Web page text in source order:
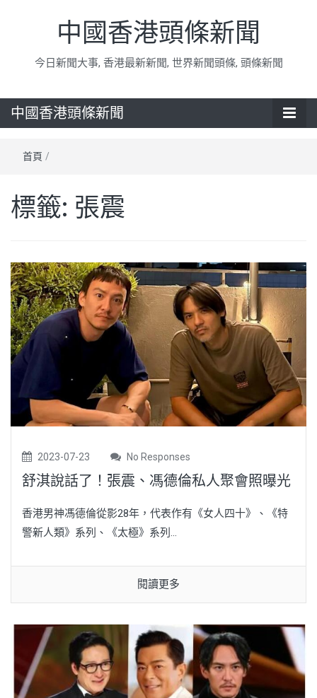
中國香港頭條新聞
今日新聞大事, 香港最新新聞, 世界新聞頭條, 頭條新聞
中國香港頭條新聞
首頁 /
標籤: 張震
2023-07-23 No Responses
舒淇說話了！張震、馮德倫私人聚會照曝光
香港男神馮德倫從影28年，代表作有《女人四十》、《特
警新人類》系列、《太極》系列...
閱讀更多